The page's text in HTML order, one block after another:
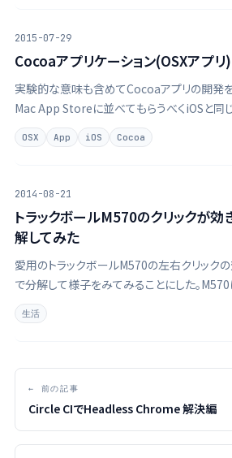
2015-07-29
Cocoaアプリケーション(OSXアプリ
実験的な意味も含めてCocoaアプリの開発
Mac App Storeに並べてもらうべくiOSと同
てもらっている。 そもそもMac App Storeに
と呼ぶのが正解なのかすらよくわかっていな
OSX App iOS Cocoa
2014-08-21
トラックボールM570のクリックが効
解してみた
愛用のトラックボールM570の左右クリック
で分解して様子をみてみることにした。M570
分解するにはT6というトルクスドライバーが
のはもっていなかったので仕方なく購入する
生活
← 前の記事
Circle CIでHeadless Chrome 解決編